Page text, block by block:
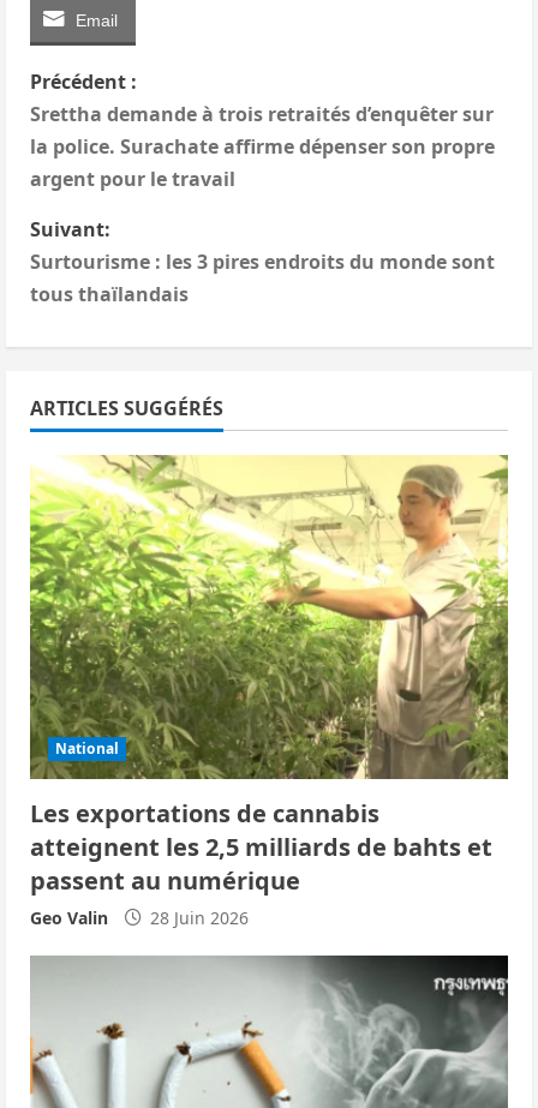
Email
N
a
v
i
g
a
t
i
o
n
d
’
a
r
t
i
c
l
Précédent :
Srettha demande à trois retraités d’enquêter sur
la police. Surachate affirme dépenser son propre
argent pour le travail
Suivant:
Surtourisme : les 3 pires endroits du monde sont
tous thaïlandais
ARTICLES SUGGÉRÉS
National
Les exportations de cannabis
atteignent les 2,5 milliards de bahts et
passent au numérique
Geo Valin 28 Juin 2026